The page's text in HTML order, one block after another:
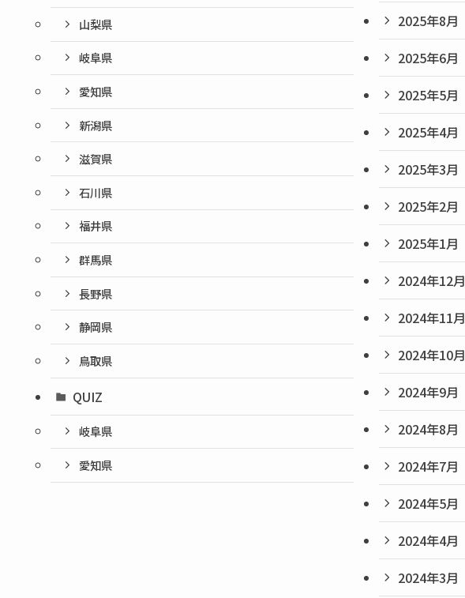
山梨県
岐阜県
愛知県
新潟県
滋賀県
石川県
福井県
群馬県
長野県
静岡県
鳥取県
QUIZ
岐阜県
愛知県
2025年8月
2025年6月
2025年5月
2025年4月
2025年3月
2025年2月
2025年1月
2024年12月
2024年11月
2024年10月
2024年9月
2024年8月
2024年7月
2024年5月
2024年4月
2024年3月